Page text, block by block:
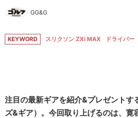
GG&G
KEYWORD スリクソン ZXi MAX ドライバー
注目の最新ギアを紹介&プレゼントす
ズ&ギア）。今回取り上げるのは、寛